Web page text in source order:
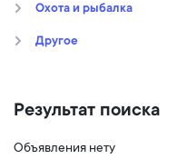
Охота и рыбалка
Другое
Результат поиска
Объявления нету